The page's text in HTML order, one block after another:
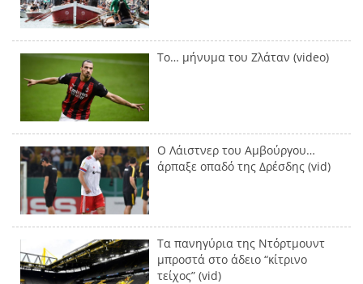
Το… μήνυμα του Ζλάταν (video)
Ο Λάιστνερ του Αμβούργου…
άρπαξε οπαδό της Δρέσδης (vid)
Τα πανηγύρια της Ντόρτμουντ
μπροστά στο άδειο “κίτρινο
τείχος” (vid)